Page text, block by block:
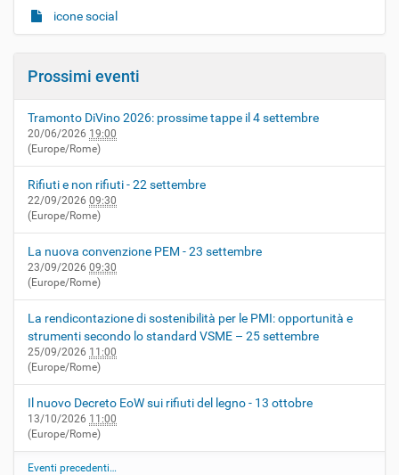
icone social
Prossimi eventi
Tramonto DiVino 2026: prossime tappe il 4 settembre
20/06/2026 19:00
(Europe/Rome)
Rifiuti e non rifiuti - 22 settembre
22/09/2026 09:30
(Europe/Rome)
La nuova convenzione PEM - 23 settembre
23/09/2026 09:30
(Europe/Rome)
La rendicontazione di sostenibilità per le PMI: opportunità e
strumenti secondo lo standard VSME – 25 settembre
25/09/2026 11:00
(Europe/Rome)
Il nuovo Decreto EoW sui rifiuti del legno - 13 ottobre
13/10/2026 11:00
(Europe/Rome)
Eventi precedenti…